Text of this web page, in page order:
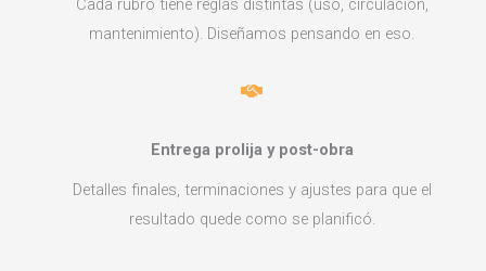
mantenimiento). Diseñamos pensando en eso.
Entrega prolija y post-obra
Detalles finales, terminaciones y ajustes para que el
resultado quede como se planificó.